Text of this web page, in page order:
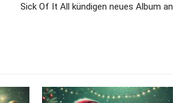
Sick Of It All kündigen neues Album an